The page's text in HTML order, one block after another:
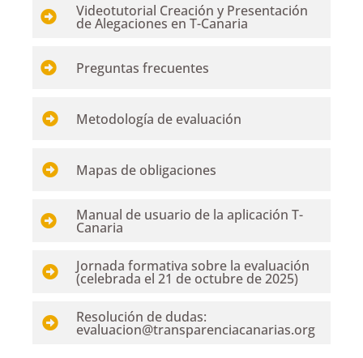
Videotutorial Creación y Presentación
de Alegaciones en T-Canaria
Preguntas frecuentes
Metodología de evaluación
Mapas de obligaciones
Manual de usuario de la aplicación T-
Canaria
Jornada formativa sobre la evaluación
(celebrada el 21 de octubre de 2025)
Resolución de dudas:
evaluacion@transparenciacanarias.org